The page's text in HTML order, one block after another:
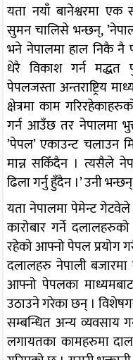
यता नयाँ बानेश्वरमा
सुमन चालिसे भन्छन्,
भने नेपालमा हाल निकै नै
धेरै विकाश गर्न मद्धत
पेपलजस्ता अन्तराष्ट्रिय
क्षेत्रमा काम
गर्न आउँछ तर नेपालमा
’पेपल’ एकाउन्ट चलाउन
मान्न सकिँदैन । त्यसैले
ढिला गर्नु हुँदैन ।’ उनी
यता नेपालमा पेमेन्ट
कारोबार गर्ने
रहेको आफ्नो पेपल प्रयोग
दलालहरु नेपाली
आफ्नो पेपलका
उठाउने गरेका छन् ।
सम्बन्धित अन्य व्यवसाय
लगायतका कामहरुमा